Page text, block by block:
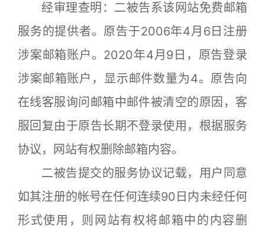
经审理查明：二被告系该网站免费邮箱
服务的提供者。原告于2006年4月6日注册
涉案邮箱账户。2020年4月9日，原告登录
涉案邮箱账户，显示邮件数量为4。原告向
在线客服询问邮箱中邮件被清空的原因，客
服回复由于原告长期不登录使用，根据服务
协议，网站有权删除邮箱内容。
二被告提交的服务协议记载，用户同意
如其注册的帐号在任何连续90日内未经任何
形式使用，则网站有权将邮箱中的内容删